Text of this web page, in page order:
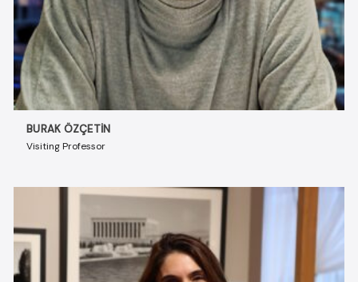
BURAK ÖZÇETIN
Visiting Professor